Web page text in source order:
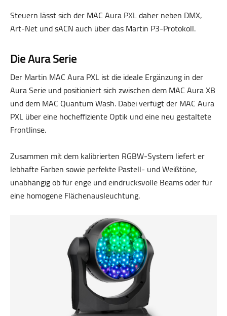
Steuern lässt sich der MAC Aura PXL daher neben DMX,
Art-Net und sACN auch über das Martin P3-Protokoll.
Die Aura Serie
Der Martin MAC Aura PXL ist die ideale Ergänzung in der
Aura Serie und positioniert sich zwischen dem MAC Aura XB
und dem MAC Quantum Wash. Dabei verfügt der MAC Aura
PXL über eine hocheffiziente Optik und eine neu gestaltete
Frontlinse.
Zusammen mit dem kalibrierten RGBW-System liefert er
lebhafte Farben sowie perfekte Pastell- und Weißtöne,
unabhängig ob für enge und eindrucksvolle Beams oder für
eine homogene Flächenausleuchtung.